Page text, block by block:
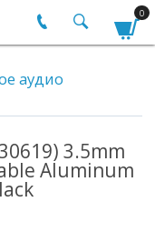
0
аудио
3.5mm
Aluminum